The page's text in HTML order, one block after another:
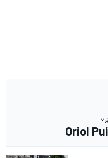
Oriol